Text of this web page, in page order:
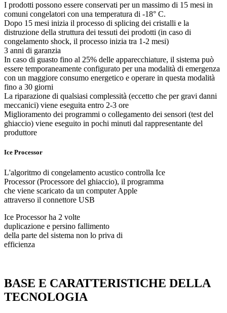
I prodotti possono essere conservati per un massimo di 15 mesi in
comuni congelatori con una temperatura di -18° C.
Dopo 15 mesi inizia il processo di splicing dei cristalli e la
distruzione della struttura dei tessuti dei prodotti (in caso di
congelamento shock, il processo inizia tra 1-2 mesi)
3 anni di garanzia
In caso di guasto fino al 25% delle apparecchiature, il sistema può
essere temporaneamente configurato per una modalità di emergenza
con un maggiore consumo energetico e operare in questa modalità
fino a 30 giorni
La riparazione di qualsiasi complessità (eccetto che per gravi danni
meccanici) viene eseguita entro 2-3 ore
Miglioramento dei programmi o collegamento dei sensori (test del
ghiaccio) viene eseguito in pochi minuti dal rappresentante del
produttore
Ice Processor
L'algoritmo di congelamento acustico controlla Ice
Processor (Processore del ghiaccio), il programma
che viene scaricato da un computer Apple
attraverso il connettore USB
Ice Processor ha 2 volte
duplicazione e persino fallimento
della parte del sistema non lo priva di
efficienza
BASE E CARATTERISTICHE DELLA
TECNOLOGIA